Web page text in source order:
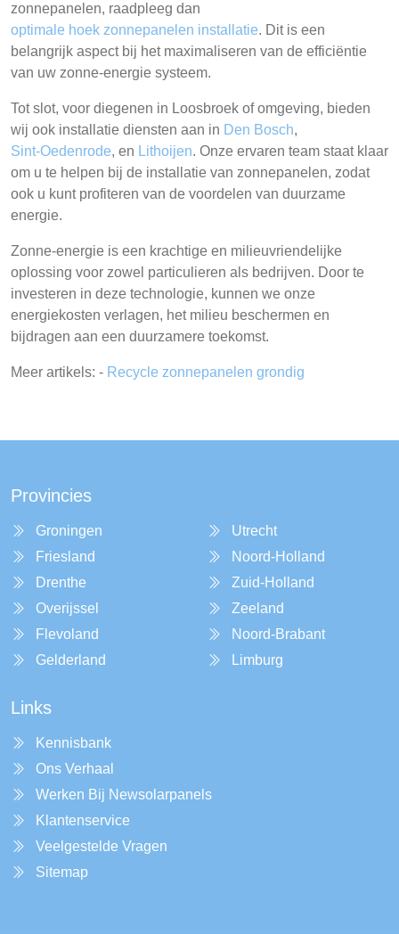
zonnepanelen, raadpleeg dan
optimale hoek zonnepanelen installatie. Dit is een
belangrijk aspect bij het maximaliseren van de efficiëntie
van uw zonne-energie systeem.
Tot slot, voor diegenen in Loosbroek of omgeving, bieden
wij ook installatie diensten aan in Den Bosch,
Sint-Oedenrode, en Lithoijen. Onze ervaren team staat klaar
om u te helpen bij de installatie van zonnepanelen, zodat
ook u kunt profiteren van de voordelen van duurzame
energie.
Zonne-energie is een krachtige en milieuvriendelijke
oplossing voor zowel particulieren als bedrijven. Door te
investeren in deze technologie, kunnen we onze
energiekosten verlagen, het milieu beschermen en
bijdragen aan een duurzamere toekomst.
Meer artikels: - Recycle zonnepanelen grondig
Provincies
Groningen
Friesland
Drenthe
Overijssel
Flevoland
Gelderland
Utrecht
Noord-Holland
Zuid-Holland
Zeeland
Noord-Brabant
Limburg
Links
Kennisbank
Ons Verhaal
Werken Bij Newsolarpanels
Klantenservice
Veelgestelde Vragen
Sitemap